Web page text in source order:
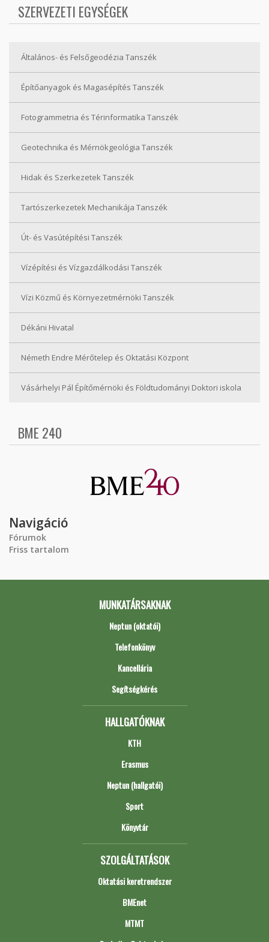
SZERVEZETI EGYSÉGEK
Általános- és Felsőgeodézia Tanszék
Építőanyagok és Magasépítés Tanszék
Fotogrammetria és Térinformatika Tanszék
Geotechnika és Mérnökgeológia Tanszék
Hidak és Szerkezetek Tanszék
Tartószerkezetek Mechanikája Tanszék
Út- és Vasútépítési Tanszék
Vízépítési és Vízgazdálkodási Tanszék
Vízi Közmű és Környezetmérnöki Tanszék
Dékáni Hivatal
Németh Endre Mérőtelep és Oktatási Központ
Vásárhelyi Pál Építőmérnöki és Földtudományi Doktori iskola
BME 240
Navigáció
Fórumok
Friss tartalom
MUNKATÁRSAKNAK
Neptun (oktatói)
Telefonkönyv
Kancellária
Segítségkérés
HALLGATÓKNAK
KTH
Erasmus
Neptun (hallgatói)
Sport
Könyvtár
SZOLGÁLTATÁSOK
Oktatási keretrendszer
BMEnet
MTMT